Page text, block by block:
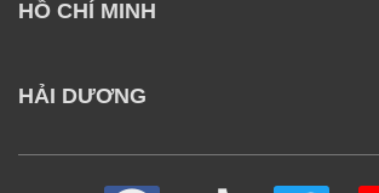
tái hiện rõ ràng, tạo nên trải nghiệm
HỒ CHÍ MINH
HẢI DƯƠNG